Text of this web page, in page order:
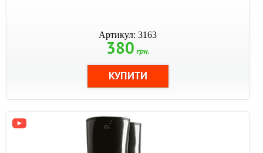
Артикул: 3163
380 грн.